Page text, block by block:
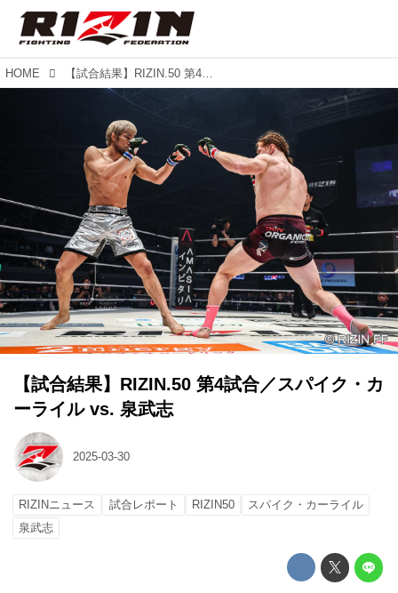
HOME 【試合結果】RIZIN.50 第4試合／スパイク・カーライル vs. 泉武志
【試合結果】RIZIN.50 第4試合／スパイク・カ
ーライル vs. 泉武志
2025-03-30
RIZINニュース 試合レポート RIZIN50
スパイク・カーライル
泉武志